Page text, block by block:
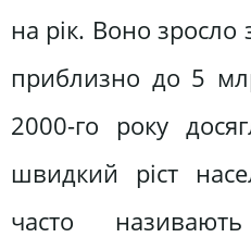
на рік. Воно
приблизно до 5
2000-го року
швидкий ріст
часто